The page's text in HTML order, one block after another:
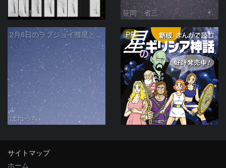
青島 靖 笹岡 省三
2月6日のラブジョイ彗星とリニア彗星
はねっち
PR
サイトマップ
ホーム